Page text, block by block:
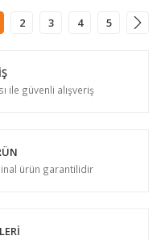
2 3 4 5
ile güvenli alışveriş
ürün garantilidir